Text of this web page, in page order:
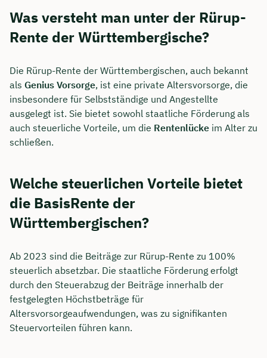
Was versteht man unter der Rürup-
Rente der Württembergische?
Die Rürup-Rente der Württembergischen, auch bekannt
als Genius Vorsorge, ist eine private Altersvorsorge, die
insbesondere für Selbstständige und Angestellte
ausgelegt ist. Sie bietet sowohl staatliche Förderung als
auch steuerliche Vorteile, um die Rentenlücke im Alter zu
schließen.
Welche steuerlichen Vorteile bietet
die BasisRente der
Württembergischen?
Ab 2023 sind die Beiträge zur Rürup-Rente zu 100%
steuerlich absetzbar. Die staatliche Förderung erfolgt
durch den Steuerabzug der Beiträge innerhalb der
festgelegten Höchstbeträge für
Altersvorsorgeaufwendungen, was zu signifikanten
Steuervorteilen führen kann.